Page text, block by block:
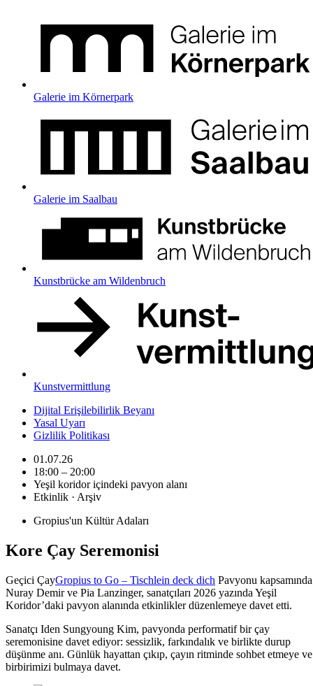
Galerie im Körnerpark
Galerie im Saalbau
Kunstbrücke am Wildenbruch
Kunstvermittlung
Dijital Erişilebilirlik Beyanı
Yasal Uyarı
Gizlilik Politikası
01.07.26
18:00 – 20:00
Yeşil koridor içindeki pavyon alanı
Etkinlik · Arşiv
Gropius'un Kültür Adaları
Kore Çay Seremonisi
Geçici ÇayGropius to Go – Tischlein deck dich Pavyonu kapsamında
Nuray Demir ve Pia Lanzinger, sanatçıları 2026 yazında Yeşil
Koridor’daki pavyon alanında etkinlikler düzenlemeye davet etti.
Sanatçı Iden Sungyoung Kim, pavyonda performatif bir çay
seremonisine davet ediyor: sessizlik, farkındalık ve birlikte durup
düşünme anı. Günlük hayattan çıkıp, çayın ritminde sohbet etmeye ve
birbirimizi bulmaya davet.